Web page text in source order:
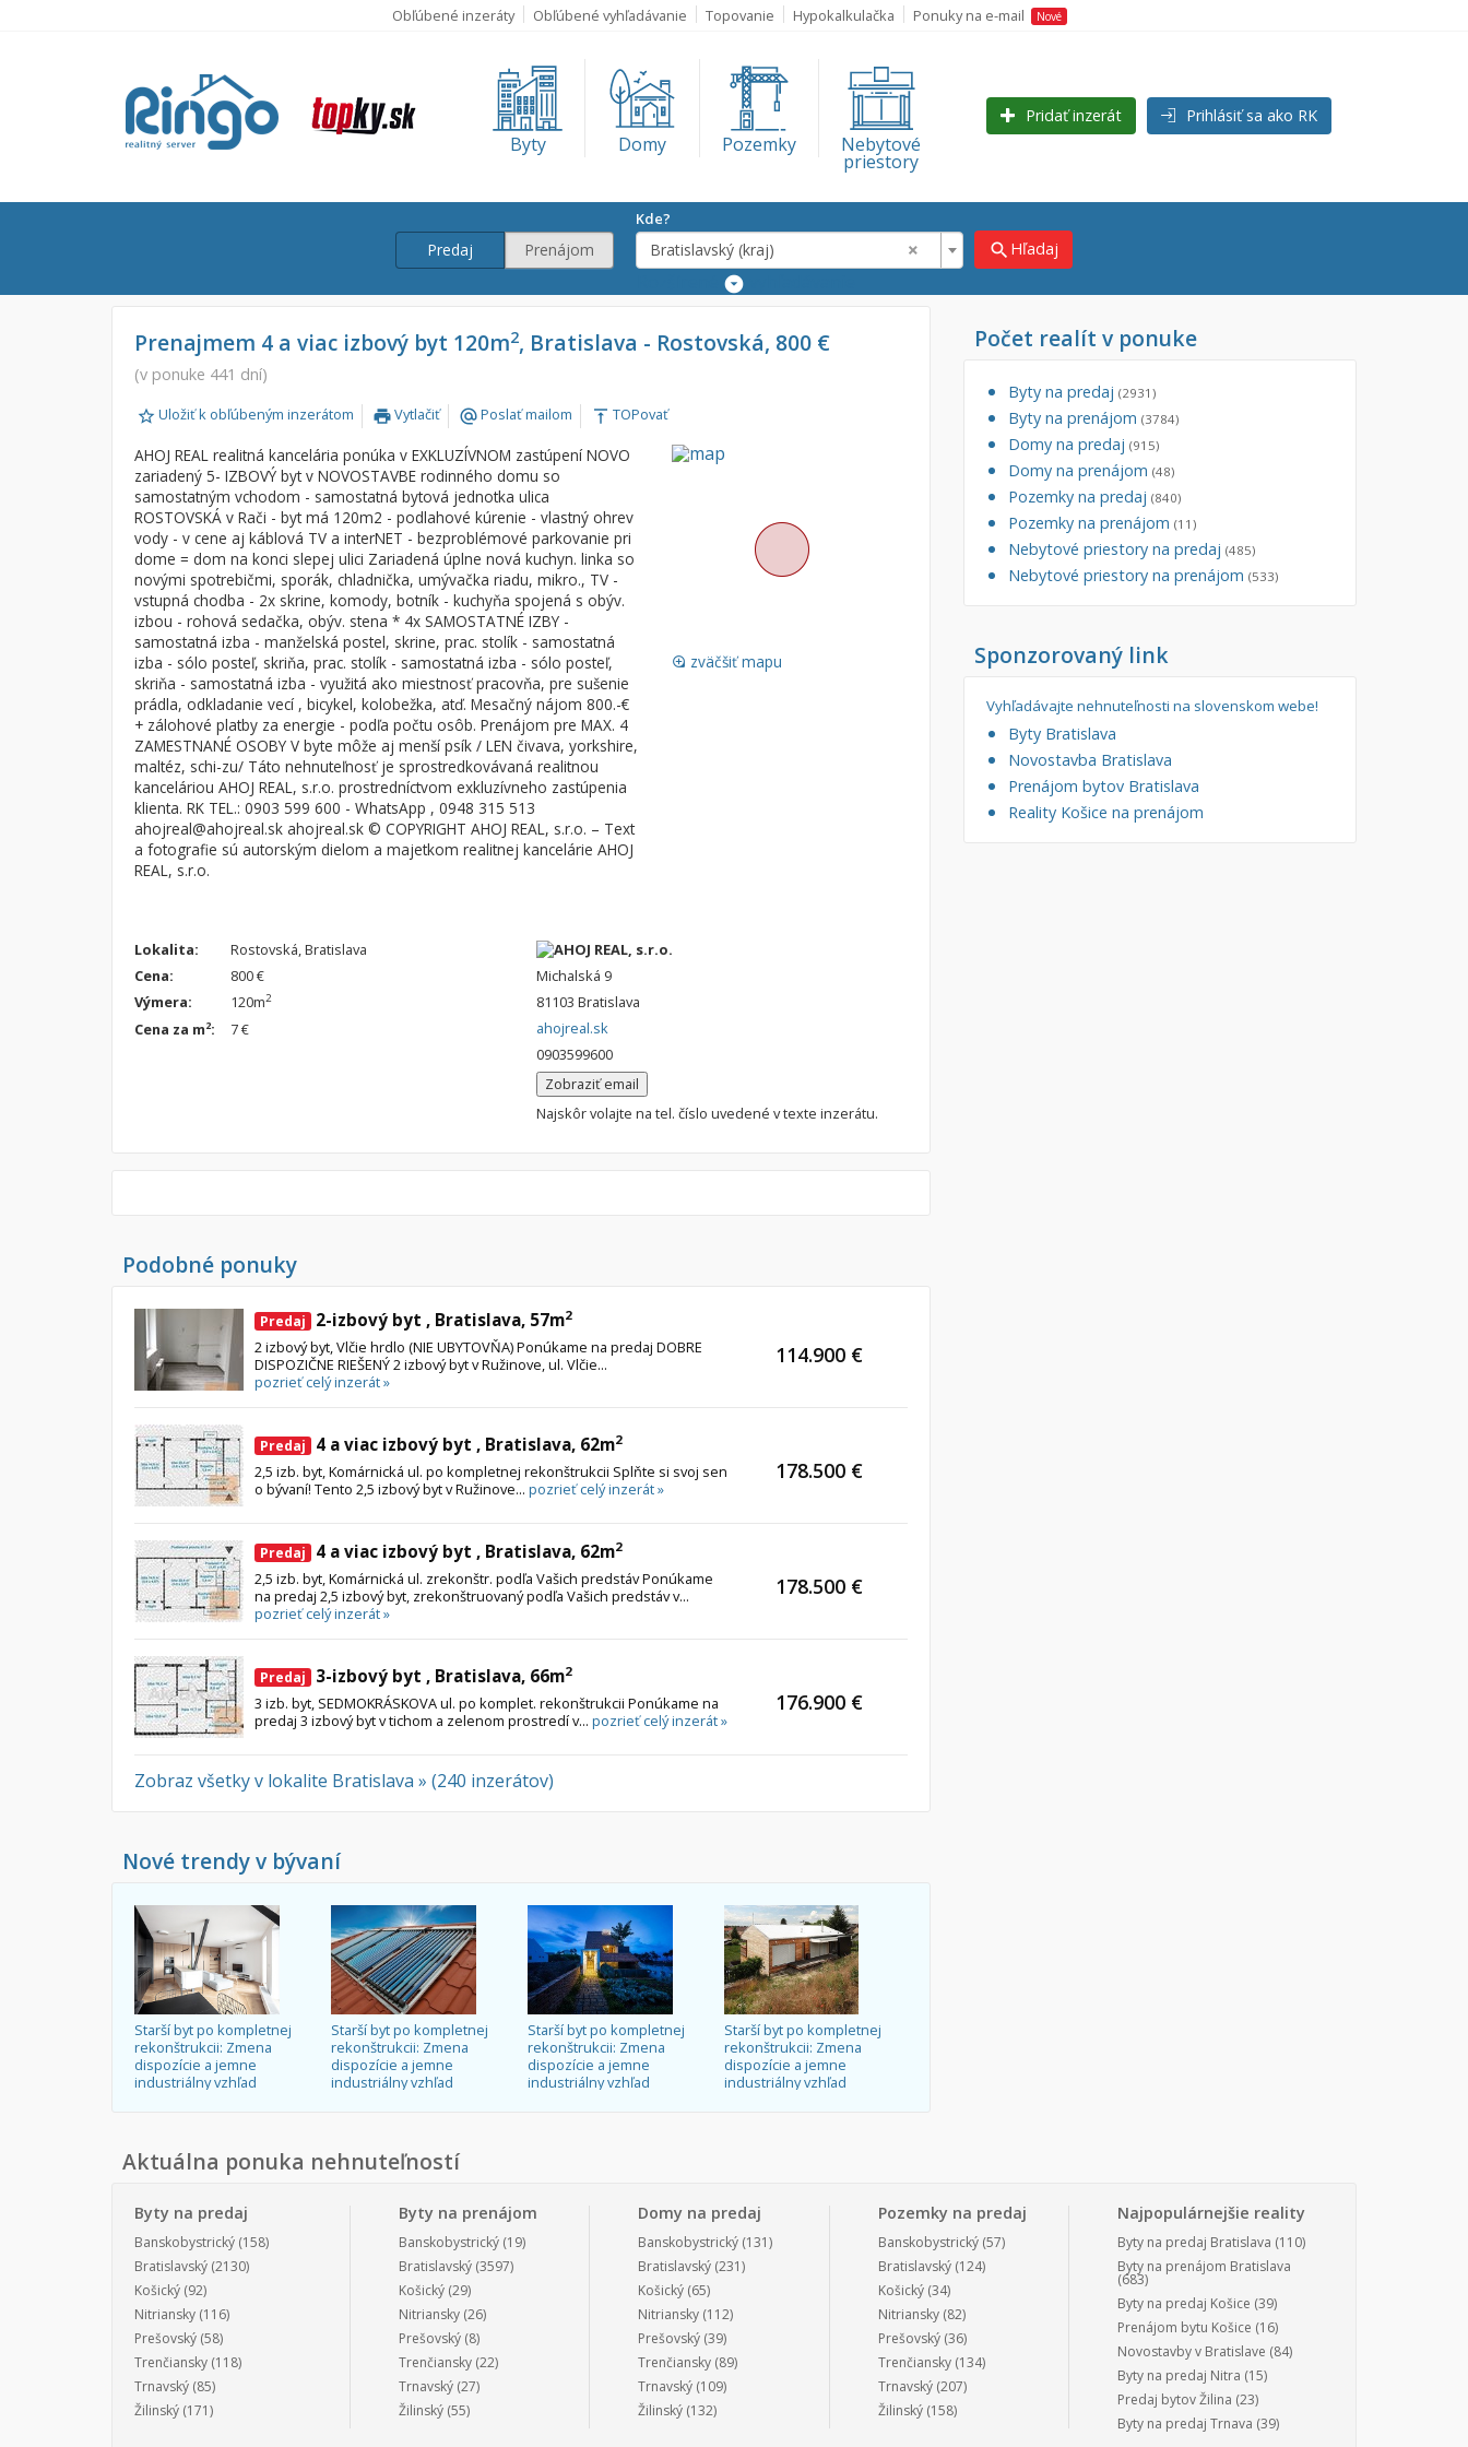
Obľúbené inzeráty Obľúbené vyhľadávanie Topovanie Hypokalkulačka Ponuky na e-mail Nové
Byty Domy Pozemky Nebytové
priestory
Pridať inzerát Prihlásiť sa ako RK
Predaj Prenájom
Kde?
×
Bratislavský (kraj) search Hľadaj
Predaj
Prenájom
Byt
Garsónky
Dvojgarsónky
1-izbové
2-izbové
3-izbové
4 a viac izbové byty
Dom
Vila
Chalupa
Pozemok
Stavebné pozemky
Bývanie a rekreácia
Priemyselný pozemok
Poľnohospodárske pozemky
Záhrada
Nebytové priestory
Administratívne, obchodné
Garáž, garážové státie
Filtre
Súkromná inzercia
Ponuka RK
Novostavba
Uložiť vyhľadávanie
Prenajmem 4 a viac izbový byt 120m2, Bratislava - Rostovská, 800 €
(v ponuke 441 dní)
Uložiť k obľúbeným inzerátom printVytlačiť alternate_emailPoslať mailom vertical_align_top TOPovať
AHOJ REAL realitná kancelária ponúka v EXKLUZÍVNOM zastúpení NOVO
zariadený 5- IZBOVÝ byt v NOVOSTAVBE rodinného domu so
samostatným vchodom - samostatná bytová jednotka ulica
ROSTOVSKÁ v Rači - byt má 120m2 - podlahové kúrenie - vlastný ohrev
vody - v cene aj káblová TV a interNET - bezproblémové parkovanie pri
dome = dom na konci slepej ulici Zariadená úplne nová kuchyn. linka so
novými spotrebičmi, sporák, chladnička, umývačka riadu, mikro., TV -
vstupná chodba - 2x skrine, komody, botník - kuchyňa spojená s obýv.
izbou - rohová sedačka, obýv. stena * 4x SAMOSTATNÉ IZBY -
samostatná izba - manželská postel, skrine, prac. stolík - samostatná
izba - sólo posteľ, skriňa, prac. stolík - samostatná izba - sólo posteľ,
skriňa - samostatná izba - využitá ako miestnosť pracovňa, pre sušenie
prádla, odkladanie vecí , bicykel, kolobežka, atď. Mesačný nájom 800.-€
+ zálohové platby za energie - podľa počtu osôb. Prenájom pre MAX. 4
ZAMESTNANÉ OSOBY V byte môže aj menší psík / LEN čivava, yorkshire,
maltéz, schi-zu/ Táto nehnuteľnosť je sprostredkovávaná realitnou
kanceláriou AHOJ REAL, s.r.o. prostredníctvom exkluzívneho zastúpenia
klienta. RK TEL.: 0903 599 600 - WhatsApp , 0948 315 513
ahojreal@ahojreal.sk ahojreal.sk © COPYRIGHT AHOJ REAL, s.r.o. – Text
a fotografie sú autorským dielom a majetkom realitnej kancelárie AHOJ
REAL, s.r.o.
loupe zväčšiť mapu
Lokalita:
Rostovská, Bratislava
Cena:
800 €
Výmera:
120m2
Cena za m2: 7 €
AHOJ REAL, s.r.o.
Michalská 9
81103 Bratislava
ahojreal.sk
0903599600
Zobraziť email
Najskôr volajte na tel. číslo uvedené v texte inzerátu.
Podobné ponuky
Predaj 2-izbový byt , Bratislava, 57m2
2 izbový byt, Vlčie hrdlo (NIE UBYTOVŇA) Ponúkame na predaj DOBRE
DISPOZIČNE RIEŠENÝ 2 izbový byt v Ružinove, ul. Vlčie...
pozrieť celý inzerát »
114.900 €
Predaj 4 a viac izbový byt , Bratislava, 62m2
2,5 izb. byt, Komárnická ul. po kompletnej rekonštrukcii Splňte si svoj sen
o bývaní! Tento 2,5 izbový byt v Ružinove... pozrieť celý inzerát »
178.500 €
Predaj 4 a viac izbový byt , Bratislava, 62m2
2,5 izb. byt, Komárnická ul. zrekonštr. podľa Vašich predstáv Ponúkame
na predaj 2,5 izbový byt, zrekonštruovaný podľa Vašich predstáv v...
pozrieť celý inzerát »
178.500 €
Predaj 3-izbový byt , Bratislava, 66m2
3 izb. byt, SEDMOKRÁSKOVA ul. po komplet. rekonštrukcii Ponúkame na
predaj 3 izbový byt v tichom a zelenom prostredí v... pozrieť celý inzerát »
176.900 €
Zobraz všetky v lokalite Bratislava » (240 inzerátov)
Nové trendy v bývaní
Starší byt po kompletnej
rekonštrukcii: Zmena
dispozície a jemne
industriálny vzhľad
Starší byt po kompletnej
rekonštrukcii: Zmena
dispozície a jemne
industriálny vzhľad
Starší byt po kompletnej
rekonštrukcii: Zmena
dispozície a jemne
industriálny vzhľad
Starší byt po kompletnej
rekonštrukcii: Zmena
dispozície a jemne
industriálny vzhľad
Počet realít v ponuke
Byty na predaj (2931)
Byty na prenájom (3784)
Domy na predaj (915)
Domy na prenájom (48)
Pozemky na predaj (840)
Pozemky na prenájom (11)
Nebytové priestory na predaj (485)
Nebytové priestory na prenájom (533)
Sponzorovaný link
Vyhľadávajte nehnuteľnosti na slovenskom webe!
Byty Bratislava
Novostavba Bratislava
Prenájom bytov Bratislava
Reality Košice na prenájom
Aktuálna ponuka nehnuteľností
Byty na predaj
Banskobystrický (158)
Bratislavský (2130)
Košický (92)
Nitriansky (116)
Prešovský (58)
Trenčiansky (118)
Trnavský (85)
Žilinský (171)
Byty na prenájom
Banskobystrický(19)
Bratislavský(3597)
Košický(29)
Nitriansky(26)
Prešovský(8)
Trenčiansky(22)
Trnavský(27)
Žilinský(55)
Domy na predaj
Banskobystrický (131)
Bratislavský (231)
Košický (65)
Nitriansky (112)
Prešovský (39)
Trenčiansky (89)
Trnavský (109)
Žilinský (132)
Pozemky na predaj
Banskobystrický(57)
Bratislavský(124)
Košický(34)
Nitriansky(82)
Prešovský(36)
Trenčiansky(134)
Trnavský(207)
Žilinský(158)
Najpopulárnejšie reality
Byty na predaj Bratislava (110)
Byty na prenájom Bratislava
(683)
Byty na predaj Košice (39)
Prenájom bytu Košice (16)
Novostavby v Bratislave (84)
Byty na predaj Nitra (15)
Predaj bytov Žilina (23)
Byty na predaj Trnava (39)